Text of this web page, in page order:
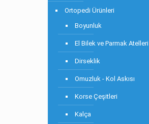
Ortopedi Ürünleri
Boyunluk
El Bilek ve Parmak Atelleri
Dirseklik
Omuzluk - Kol Askısı
Korse Çeşitleri
Kalça